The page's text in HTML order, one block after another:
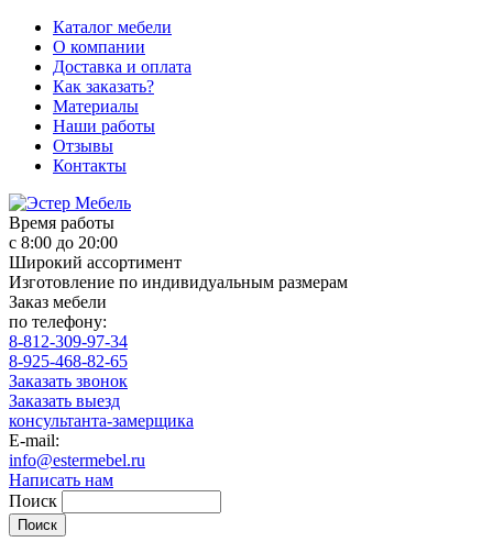
Каталог мебели
О компании
Доставка и оплата
Как заказать?
Материалы
Наши работы
Отзывы
Контакты
Время работы
с 8:00 до 20:00
Широкий ассортимент
Изготовление по индивидуальным размерам
Заказ мебели
по телефону:
8-812-309-97-34
8-925-468-82-65
Заказать звонок
Заказать выезд
консультанта-замерщика
E-mail:
info@estermebel.ru
Написать нам
Поиск